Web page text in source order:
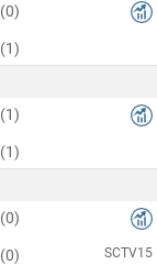
(0)
(1)
(1)
(1)
(0)
(0) SCTV15